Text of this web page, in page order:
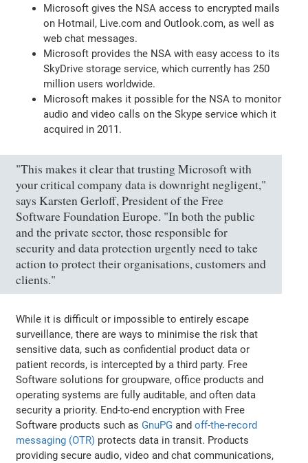
Microsoft gives the NSA access to encrypted mails
on Hotmail, Live.com and Outlook.com, as well as
web chat messages.
Microsoft provides the NSA with easy access to its
SkyDrive storage service, which currently has 250
million users worldwide.
Microsoft makes it possible for the NSA to monitor
audio and video calls on the Skype service which it
acquired in 2011.
"This makes it clear that trusting Microsoft with
your critical company data is downright negligent,"
says Karsten Gerloff, President of the Free
Software Foundation Europe. "In both the public
and the private sector, those responsible for
security and data protection urgently need to take
action to protect their organisations, customers and
clients."
While it is difficult or impossible to entirely escape
surveillance, there are ways to minimise the risk that
sensitive data, such as confidential product data or
patient records, is intercepted by a third party. Free
Software solutions for groupware, office products and
operating systems are fully auditable, and often data
security a priority. End-to-end encryption with Free
Software products such as GnuPG andoff-the-record
messaging (OTR) protects data in transit. Products
providing secure audio, video and chat communications,